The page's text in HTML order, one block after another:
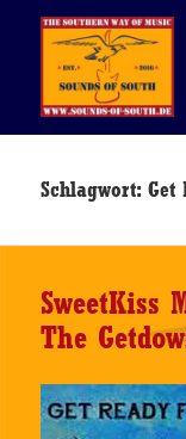
Schlagwort:Get
SweetKiss
The